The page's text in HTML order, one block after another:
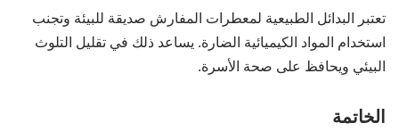
تعتبر البدائل الطبيعية لمعطرات المفارش صديقة للبيئة وتجنب
استخدام المواد الكيميائية الضارة. يساعد ذلك في تقليل التلوث
البيئي ويحافظ على صحة الأسرة.
الخاتمة